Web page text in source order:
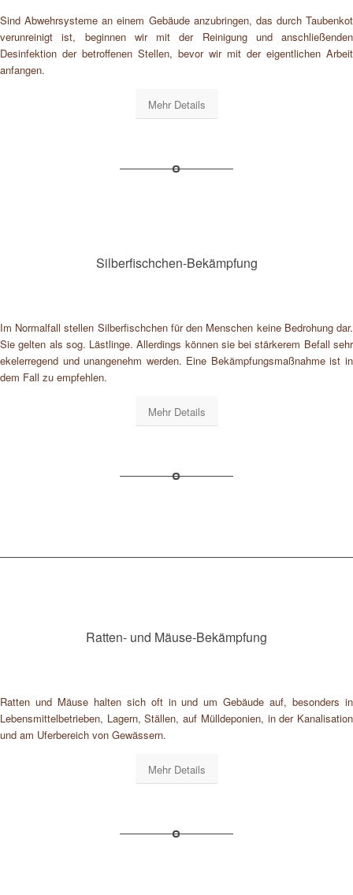
Sind Abwehrsysteme an einem Gebäude anzubringen, das durch Taubenkot
verunreinigt ist, beginnen wir mit der Reinigung und anschließenden
Desinfektion der betroffenen Stellen, bevor wir mit der eigentlichen Arbeit
anfangen.
Mehr Details
Silberfischchen-Bekämpfung
Im Normalfall stellen Silberfischchen für den Menschen keine Bedrohung dar.
Sie gelten als sog. Lästlinge. Allerdings können sie bei stärkerem Befall sehr
ekelerregend und unangenehm werden. Eine Bekämpfungsmaßnahme ist in
dem Fall zu empfehlen.
Mehr Details
Ratten- und Mäuse-Bekämpfung
Ratten und Mäuse halten sich oft in und um Gebäude auf, besonders in
Lebensmittelbetrieben, Lagern, Ställen, auf Mülldeponien, in der Kanalisation
und am Uferbereich von Gewässern.
Mehr Details